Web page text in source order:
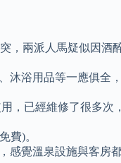
兩派人馬疑似因
浴用品等一應俱全
，已經維修了很多
費)。
覺溫泉設施與客房